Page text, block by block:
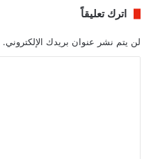
اترك تعليقاً
لن يتم نشر عنوان بريدك الإلكتروني.